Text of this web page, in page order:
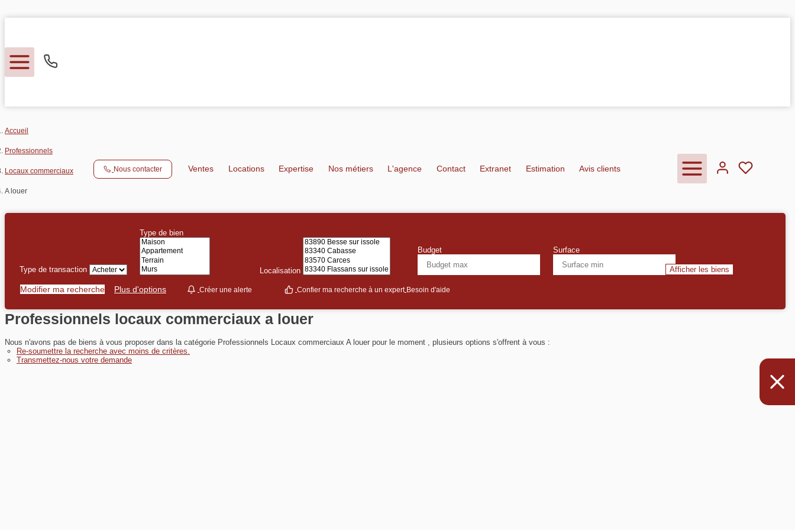
Nous contacter Ventes Locations Expertise Nos métiers L'agence Contact Extranet Estimation Avis clients
Locations
Expertise
L'agence
Contact
Extranet
Accueil
Professionnels
Locaux commerciaux
A louer
Type de bien
Localisation
Budget Surface
Modifier ma recherche Plus d'options Créer une alerte Confier ma recherche à un expert Besoin d'aide
Professionnels locaux commerciaux a louer
Nous n'avons pas de biens à vous proposer dans la catégorie Professionnels Locaux commerciaux A louer pour le moment , plusieurs options s'offrent à vous :
Re-soumettre la recherche avec moins de critères.
Transmettez-nous votre demande